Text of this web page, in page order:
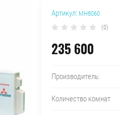
Артикул: MH8060
(0)
235 600
Производитель:
Количество комнат